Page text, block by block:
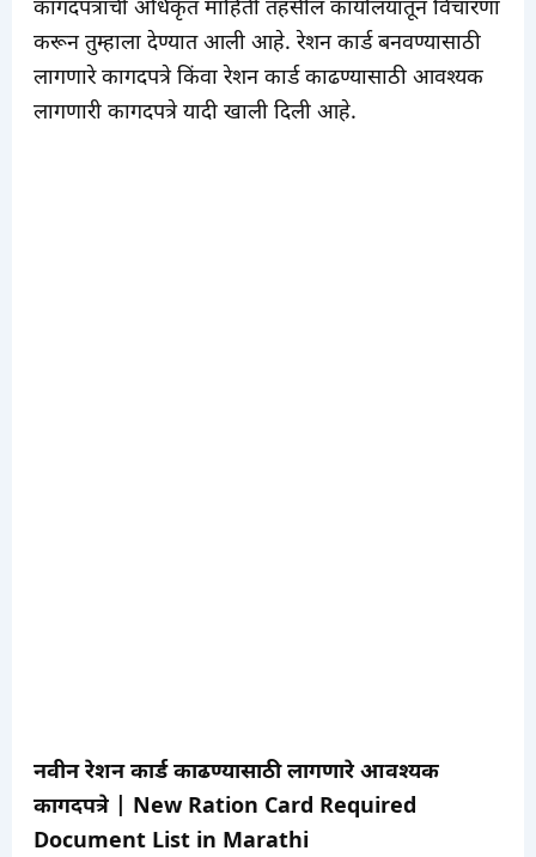
कागदपत्रांची अधिकृत माहिती तहसील कार्यालयातून विचारणा
करून तुम्हाला देण्यात आली आहे. रेशन कार्ड बनवण्यासाठी
लागणारे कागदपत्रे किंवा रेशन कार्ड काढण्यासाठी आवश्यक
लागणारी कागदपत्रे यादी खाली दिली आहे.
नवीन रेशन कार्ड काढण्यासाठी लागणारे आवश्यक
कागदपत्रे | New Ration Card Required
Document List in Marathi